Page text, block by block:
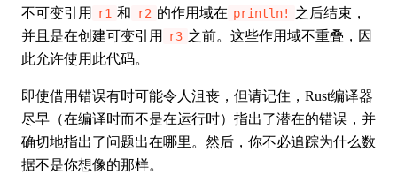
不可变引用 r1 和 r2 的作用域在 println!
之后结束，
并且是在创建可变引用
r3 之前。这些作用域不重叠，因
此允许使用此代码。
即使借用错误有时可能令人沮丧，但请记住，Rust编译器
尽早（在编译时而不是在运行时）指出了潜在的错误，并
确切地指出了问题出在哪里。然后，你不必追踪为什么数
据不是你想像的那样。